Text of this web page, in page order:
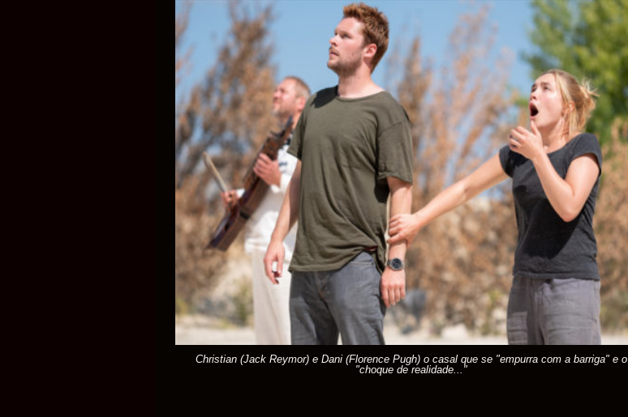
Christian (Jack Reymor) e Dani (Florence Pugh) o casal que se "empurra com a barriga" e o
"choque de realidade..."